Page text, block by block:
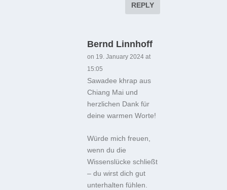
REPLY
Bernd Linnhoff
on 19. January 2024 at
15:05
Sawadee khrap aus
Chiang Mai und
herzlichen Dank für
deine warmen Worte!
Würde mich freuen,
wenn du die
Wissenslücke schließt
– du wirst dich gut
unterhalten fühlen.